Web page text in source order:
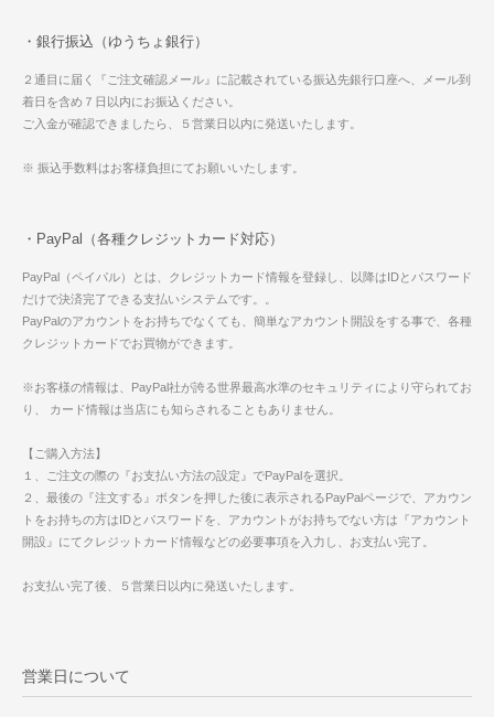
・銀行振込（ゆうちょ銀行）
２通目に届く『ご注文確認メール』に記載されている振込先銀行口座へ、メール到
着日を含め７日以内にお振込ください。
ご入金が確認できましたら、５営業日以内に発送いたします。
※ 振込手数料はお客様負担にてお願いいたします。
・PayPal（各種クレジットカード対応）
PayPal（ペイパル）とは、クレジットカード情報を登録し、以降はIDとパスワード
だけで決済完了できる支払いシステムです。。
PayPalのアカウントをお持ちでなくても、簡単なアカウント開設をする事で、各種
クレジットカードでお買物ができます。
※お客様の情報は、PayPal社が誇る世界最高水準のセキュリティにより守られてお
り、 カード情報は当店にも知らされることもありません。
【ご購入方法】
１、ご注文の際の『お支払い方法の設定』でPayPalを選択。
２、最後の『注文する』ボタンを押した後に表示されるPayPalページで、アカウン
トをお持ちの方はIDとパスワードを、アカウントがお持ちでない方は『アカウント
開設』にてクレジットカード情報などの必要事項を入力し、お支払い完了。
お支払い完了後、５営業日以内に発送いたします。
営業日について